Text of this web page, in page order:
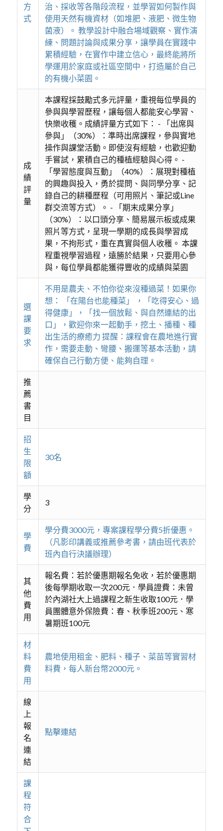
方
式
治、採收等各階段流程，並學習如何製作與
使用天然有機資材（如堆肥、液肥、微生物
菌液）。 教學設計中融合場域觀察、實作演
練、問題討論與成果分享，讓學員在實踐中
累積經驗，在實作中建立信心，最終能將所
學運用於家庭或社區空間中，打造屬於自己
的有機小菜園。
成
績
評
量
本課程採鼓勵式多元評量，重視每位學員的
參與與學習歷程，讓每個人都能安心學習、
快樂收穫。成績評量方式如下： - 「出席與
參與」（30%）：準時出席課程，參與實地
操作與課堂活動。即使沒有經驗，也歡迎動
手嘗試，累積自己的種植經驗與心得。 -
「學習態度與互動」（40%）：展現對種植
的興趣與投入，勇於提問、與同學分享、記
錄自己的耕種歷程（可用照片、筆記或Line
群交流等方式）。 - 「期末成果分享」
（30%）：以口頭分享、簡易展示板或成果
照片等方式，呈現一學期的成長與學習成
果，不拘形式，重在真實與個人收穫。 本課
程重視學習過程，遠勝於結果，只要用心參
與，每位學員都能獲得豐收的成績與菜園
選
課
要
求
不用是農夫、不怕你從來沒種過菜！如果你
想： 「在陽台也能種菜」 ，「吃得安心、過
得健康」，「找一個放鬆、與自然連結的出
口」，歡迎你來一起動手，挖土、播種、種
出生活的療癒力 提醒：課程會在農地進行實
作，需要走動、彎腰、搬運等基本活動，請
確保自己行動方便、能夠自理。
推
薦
書
目
招
生
限
額
30名
學
分
3
學
費
學分費3000元，專案課程學分費5折優惠。
（凡影印講義或推薦參考書，請由班代表於
班內自行決議辦理）
其
他
費
用
報名費：若於優惠期報名免收，若於優惠期
後每學期收取一次200元．學員證費：未曾
於內湖社大上過課程之新生收取100元．學
員團體意外保險費：春、秋季班200元、寒
暑期班100元
材
料
費
用
農地使用租金、肥料、種子、菜苗等實習材
料費，每人新台幣2000元。
線
上
報
名
連
結
點擊連結
課
程
符
合